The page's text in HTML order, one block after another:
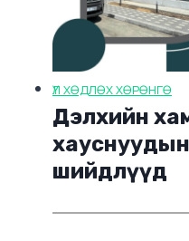
ҮЛ ХӨДЛӨХ ХӨРӨНГӨ
Дэлхийн
шийдлүүд